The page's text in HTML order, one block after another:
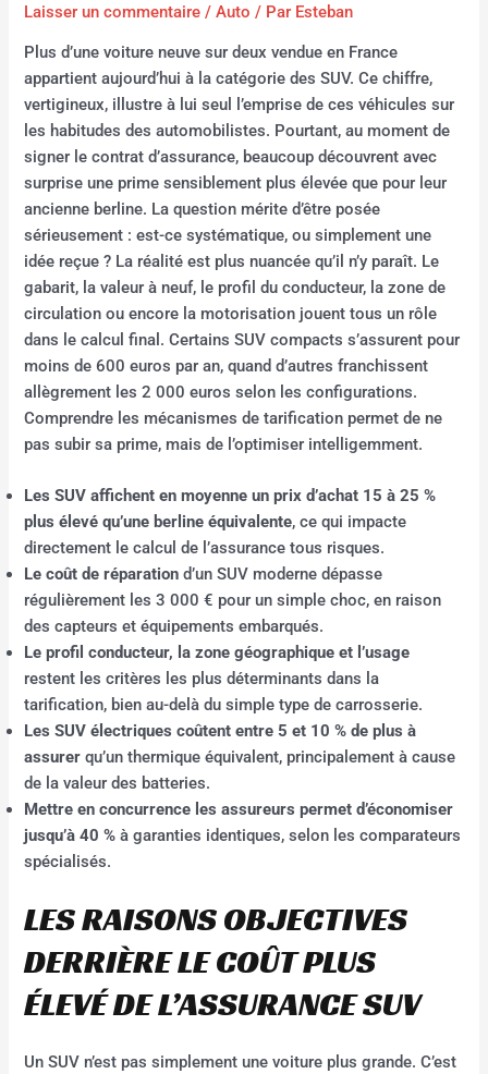
Laisser un commentaire /Auto / Par Esteban
Plus d’une voiture neuve sur deux vendue en France
appartient aujourd’hui à la catégorie des SUV. Ce chiffre,
vertigineux, illustre à lui seul l’emprise de ces véhicules sur
les habitudes des automobilistes. Pourtant, au moment de
signer le contrat d’assurance, beaucoup découvrent avec
surprise une prime sensiblement plus élevée que pour leur
ancienne berline. La question mérite d’être posée
sérieusement : est-ce systématique, ou simplement une
idée reçue ? La réalité est plus nuancée qu’il n’y paraît. Le
gabarit, la valeur à neuf, le profil du conducteur, la zone de
circulation ou encore la motorisation jouent tous un rôle
dans le calcul final. Certains SUV compacts s’assurent pour
moins de 600 euros par an, quand d’autres franchissent
allègrement les 2 000 euros selon les configurations.
Comprendre les mécanismes de tarification permet de ne
pas subir sa prime, mais de l’optimiser intelligemment.
Les SUV affichent en moyenne un prix d’achat 15 à 25 %
plus élevé qu’une berline équivalente, ce qui impacte
directement le calcul de l’assurance tous risques.
Le coût de réparation d’un SUV moderne dépasse
régulièrement les 3 000 € pour un simple choc, en raison
des capteurs et équipements embarqués.
Le profil conducteur, la zone géographique et l’usage
restent les critères les plus déterminants dans la
tarification, bien au-delà du simple type de carrosserie.
Les SUV électriques coûtent entre 5 et 10 % de plus à
assurer qu’un thermique équivalent, principalement à cause
de la valeur des batteries.
Mettre en concurrence les assureurs permet d’économiser
jusqu’à 40 % à garanties identiques, selon les comparateurs
spécialisés.
LES RAISONS OBJECTIVES
DERRIÈRE LE COÛT PLUS
ÉLEVÉ DE L’ASSURANCE SUV
Un SUV n’est pas simplement une voiture plus grande. C’est